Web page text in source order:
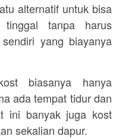
alternatif untuk bisa
tinggal tanpa harus
yang biayanya
biasanya hanya
ada tempat tidur dan
ini banyak juga kost
sekalian dapur.